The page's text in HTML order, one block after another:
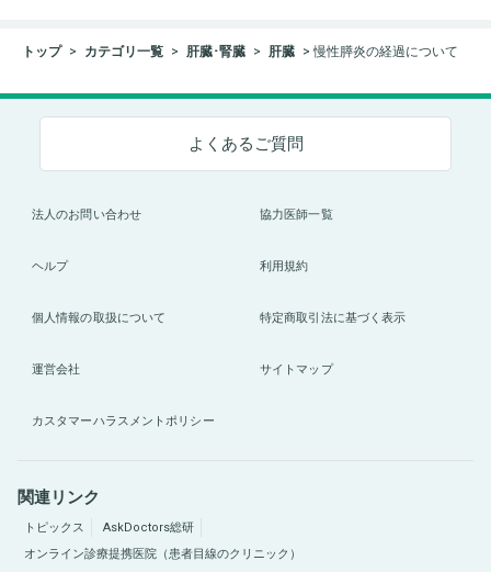
トップ カテゴリ一覧 肝臓･腎臓 肝臓 慢性膵炎の経過について
よくあるご質問
法人のお問い合わせ 協力医師一覧
ヘルプ 利用規約
個人情報の取扱について 特定商取引法に基づく表示
運営会社 サイトマップ
カスタマーハラスメントポリシー
関連リンク
トピックス
AskDoctors総研
オンライン診療提携医院（患者目線のクリニック）